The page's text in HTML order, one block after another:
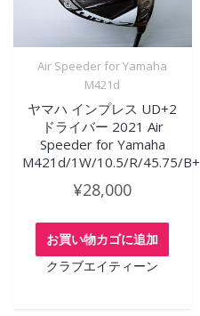
Air Speeder for Yamaha
M421d
ヤマハ インプレス UD+2
ドライバー 2021 Air
Speeder for Yamaha
M421d/1W/10.5/R/45.75/B+
¥28,000
お買い物カゴに追加
クラブエイティーン